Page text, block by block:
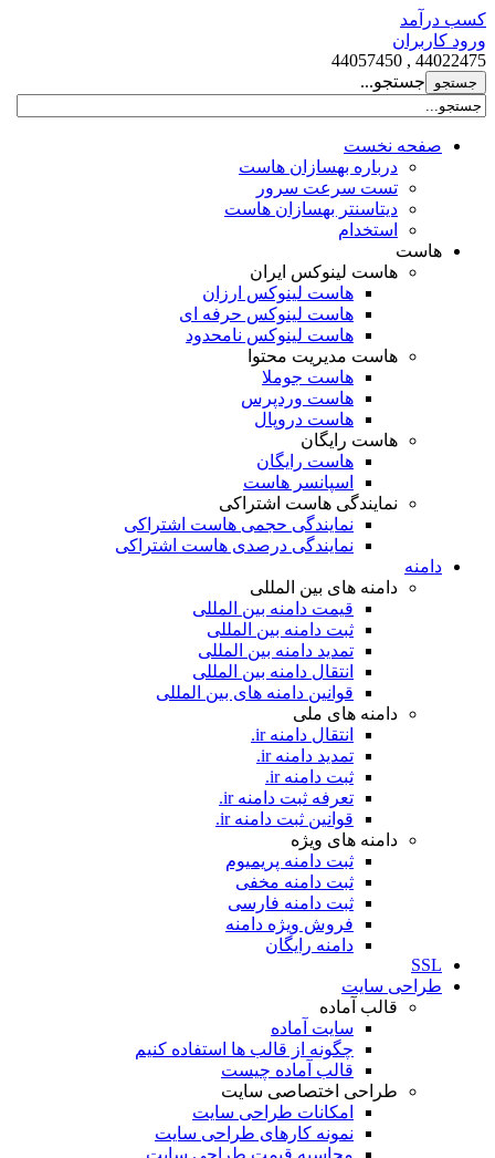
کسب درآمد
ورود کاربران
44022475 , 44057450
جستجو...
صفحه نخست
درباره بهسازان هاست
تست سرعت سرور
دیتاسنتر بهسازان هاست
استخدام
هاست
هاست لینوکس ایران
هاست لینوکس ارزان
هاست لینوکس حرفه ای
هاست لینوکس نامحدود
هاست مدیریت محتوا
هاست جوملا
هاست وردپرس
هاست دروپال
هاست رایگان
هاست رایگان
اسپانسر هاست
نمایندگی هاست اشتراکی
نمایندگی حجمی هاست اشتراکی
نمایندگی درصدی هاست اشتراکی
دامنه
دامنه های بین المللی
قیمت دامنه بین المللی
ثبت دامنه بین المللی
تمدید دامنه بین المللی
انتقال دامنه بین المللی
قوانین دامنه های بین المللی
دامنه های ملی
انتقال دامنه ir.
تمدید دامنه ir.
ثبت دامنه ir.
تعرفه ثبت دامنه ir.
قوانین ثبت دامنه ir.
دامنه های ویژه
ثبت دامنه پریمیوم
ثبت دامنه مخفی
ثبت دامنه فارسی
فروش ویژه دامنه
دامنه رایگان
SSL
طراحی سايت
قالب آماده
سایت آماده
چگونه از قالب ها استفاده کنیم
قالب آماده چیست
طراحی اختصاصی سایت
امکانات طراحی سایت
نمونه کارهای طراحی سایت
محاسبه قیمت طراحی سایت